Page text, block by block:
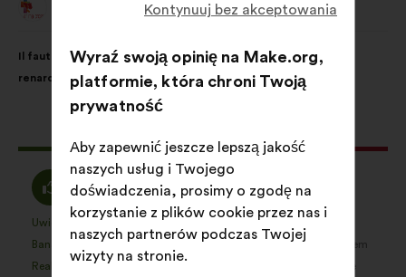
Propozycja:
propozycji:
Il faut interdire la vénerie sous terre, pour les blaireaux et les
renards.
propozycja
zebrała:
czym
głosy
rozłożyły
następująco:
Zgadzam
się
:
70%
propozycja
Uwielbiam
:razy
Banalne
:razy
Realistyczne
:razy
się
:
10%
Ta
Nie mam zdania
Nie zrozumiałam/-em
Jest mi to obojętne
Kontynuuj bez akceptowania
Wyraź swoją opinię na Make.org,
platformie, która chroni Twoją
prywatność
Aby zapewnić jeszcze lepszą jakość
naszych usług i Twojego
doświadczenia, prosimy o zgodę na
korzystanie z plików cookie przez nas i
naszych partnerów podczas Twojej
wizyty na stronie.